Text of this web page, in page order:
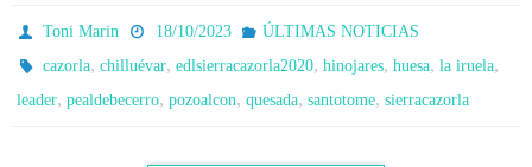
Toni Marin 18/10/2023
ÚLTIMAS NOTICIAS
cazorla,chilluévar,edlsierracazorla2020,hinojares,huesa,la iruela,
leader, pealdebecerro, pozoalcon, quesada, santotome, sierracazorla